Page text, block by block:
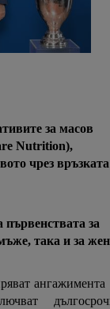
за масов
Nutrition),
чрез връзката
за
така и за
ангажимента